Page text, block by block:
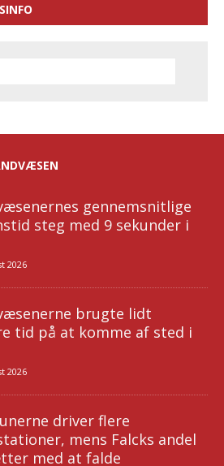
gennemsnitlige
steg med 9 sekunder i
2026
brugte lidt
tid på at komme af sted i
2026
driver flere
mens Falcks andel
med at falde